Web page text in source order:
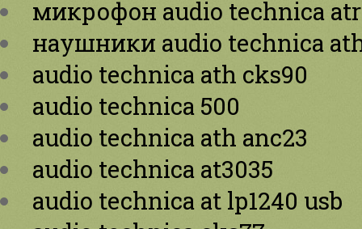
микрофон audio technica
наушники audio technica
audio technica ath cks90
audio technica 500
audio technica ath anc23
audio technica at3035
audio technica at lp1240 usb